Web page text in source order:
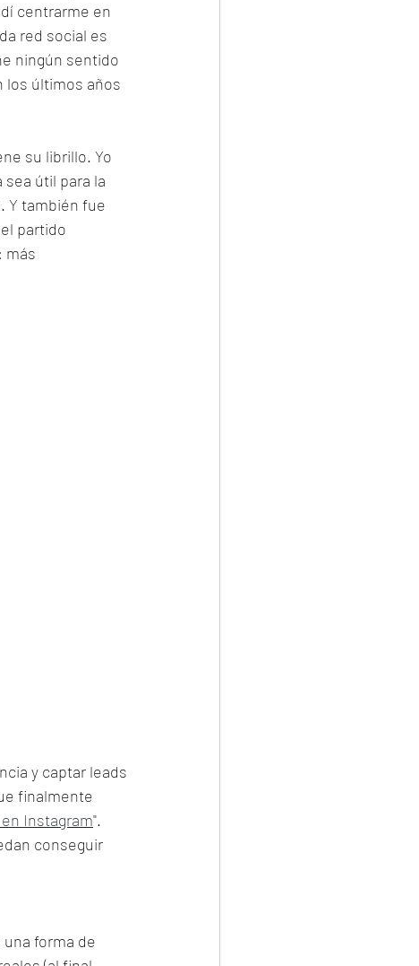
centrarme en
red social es
ningún sentido
los últimos años
su librillo. Yo
útil para la
Y también fue
partido
más
y captar leads
finalmente
Instagram".
conseguir
forma de